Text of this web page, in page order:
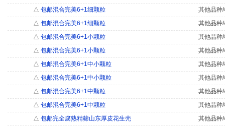
△ 包邮混合完美6+1细颗粒
其他品种
△ 包邮混合完美6+1细颗粒
其他品种
△ 包邮混合完美6+1小颗粒
其他品种
△ 包邮混合完美6+1小颗粒
其他品种
△ 包邮混合完美6+1中小颗粒
其他品种
△ 包邮混合完美6+1中小颗粒
其他品种
△ 包邮混合完美6+1中颗粒
其他品种
△ 包邮混合完美6+1中颗粒
其他品种
△ 包邮完全腐熟精筛山东厚皮花生壳
其他品种